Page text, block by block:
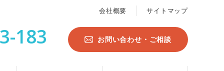
会社概要 サイトマップ
183 お問い合わせ・ご相談